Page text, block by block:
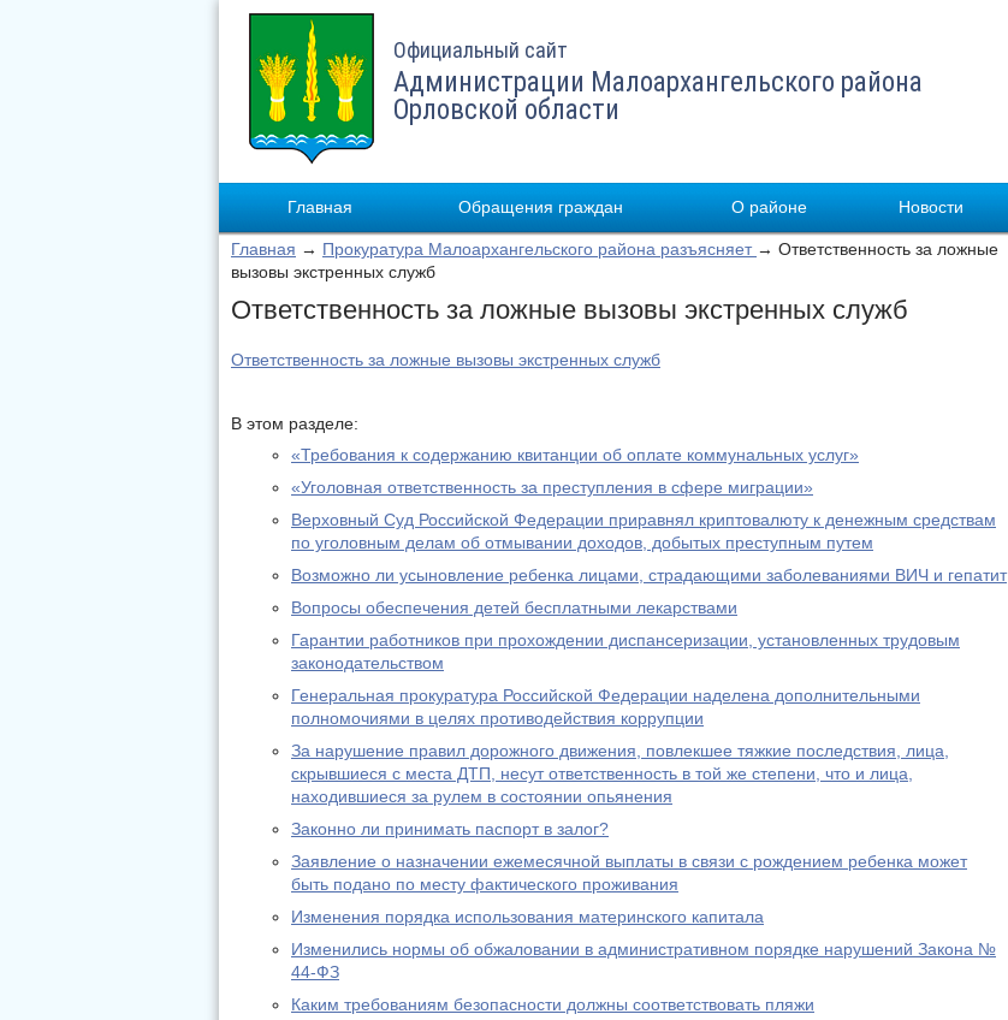
Официальный сайт
Администрации Малоархангельского района
Орловской области
Главная Обращения граждан О районе Новости
Главная → Прокуратура Малоархангельского района разъясняет → Ответственность за ложные
вызовы экстренных служб
Ответственность за ложные вызовы экстренных служб
Ответственность за ложные вызовы экстренных служб
В этом разделе:
«Требования к содержанию квитанции об оплате коммунальных услуг»
«Уголовная ответственность за преступления в сфере миграции»
Верховный Суд Российской Федерации приравнял криптовалюту к денежным средствам
по уголовным делам об отмывании доходов, добытых преступным путем
Возможно ли усыновление ребенка лицами, страдающими заболеваниями ВИЧ и гепатит
Вопросы обеспечения детей бесплатными лекарствами
Гарантии работников при прохождении диспансеризации, установленных трудовым
законодательством
Генеральная прокуратура Российской Федерации наделена дополнительными
полномочиями в целях противодействия коррупции
За нарушение правил дорожного движения, повлекшее тяжкие последствия, лица,
скрывшиеся с места ДТП, несут ответственность в той же степени, что и лица,
находившиеся за рулем в состоянии опьянения
Законно ли принимать паспорт в залог?
Заявление о назначении ежемесячной выплаты в связи с рождением ребенка может
быть подано по месту фактического проживания
Изменения порядка использования материнского капитала
Изменились нормы об обжаловании в административном порядке нарушений Закона №
44-ФЗ
Каким требованиям безопасности должны соответствовать пляжи